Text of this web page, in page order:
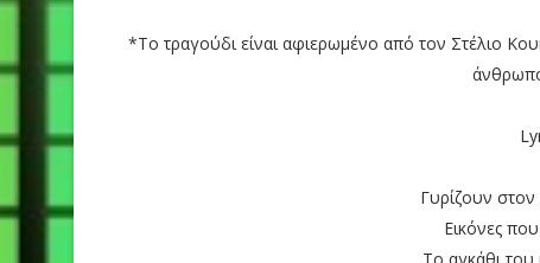
*Το τραγούδι είναι αφιερωμένο από τον Στέλιο
Γυρίζουν
Εικόνες